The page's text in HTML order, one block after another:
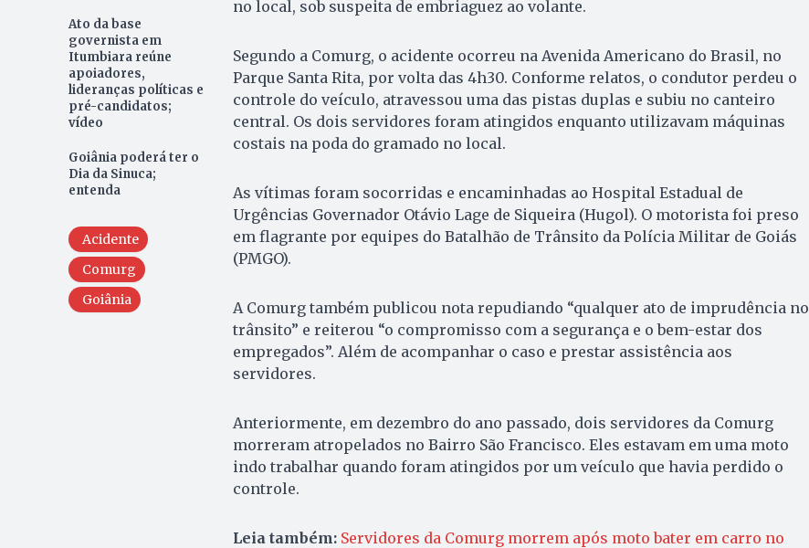
Ato da base
governista em
Itumbiara reúne
apoiadores,
lideranças políticas e
pré-candidatos;
vídeo
Goiânia poderá ter o
Dia da Sinuca;
entenda
Acidente
Comurg
Goiânia
no local, sob suspeita de embriaguez ao volante.
Segundo a Comurg, o acidente ocorreu na Avenida Americano do Brasil, no
Parque Santa Rita, por volta das 4h30. Conforme relatos, o condutor perdeu o
controle do veículo, atravessou uma das pistas duplas e subiu no canteiro
central. Os dois servidores foram atingidos enquanto utilizavam máquinas
costais na poda do gramado no local.
As vítimas foram socorridas e encaminhadas ao Hospital Estadual de
Urgências Governador Otávio Lage de Siqueira (Hugol). O motorista foi preso
em flagrante por equipes do Batalhão de Trânsito da Polícia Militar de Goiás
(PMGO).
A Comurg também publicou nota repudiando “qualquer ato de imprudência no
trânsito” e reiterou “o compromisso com a segurança e o bem-estar dos
empregados”. Além de acompanhar o caso e prestar assistência aos
servidores.
Anteriormente, em dezembro do ano passado, dois servidores da Comurg
morreram atropelados no Bairro São Francisco. Eles estavam em uma moto
indo trabalhar quando foram atingidos por um veículo que havia perdido o
controle.
Leia também: Servidores da Comurg morrem após moto bater em carro no